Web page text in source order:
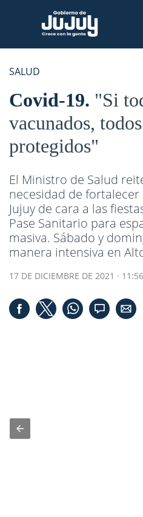
SALUD
Covid-19 "Si
vacunados,
protegidos"
El Ministro de Salud
necesidad de
Jujuy de cara a las
Pase Sanitario para
masiva. Sábado y
manera intensiva en
17 DE DICIEMBRE DE 2021 ·